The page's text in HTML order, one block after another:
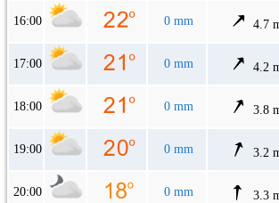
16:00 0 mm 4.7
17:00 0 mm 4.2
18:00 0 mm 3.8
19:00 0 mm 3.2
20:00 0 mm 3.3